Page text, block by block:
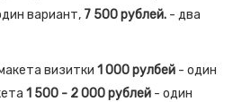
вариант, 7 500 рублей. - два
визитки 1 000 рулбей - один
1 500 - 2 000 рублей - один